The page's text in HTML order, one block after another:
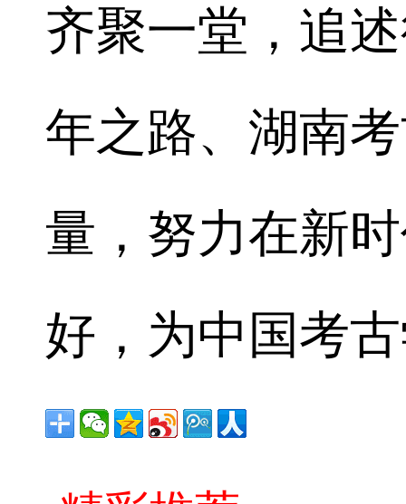
齐聚一堂，追
年之路、湖南
量，努力在新
好，为中国考